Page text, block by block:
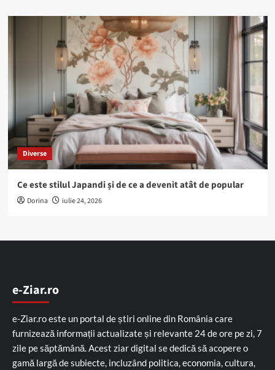
Diverse
Ce este stilul Japandi și de ce a devenit atât de popular
Dorina iulie 24, 2026
e-Ziar.ro
e-Ziar.ro este un portal de știri online din România care
furnizează informații actualizate și relevante 24 de ore pe zi, 7
zile pe săptămână. Acest ziar digital se dedică să acopere o
gamă largă de subiecte, incluzând politica, economia, cultura,